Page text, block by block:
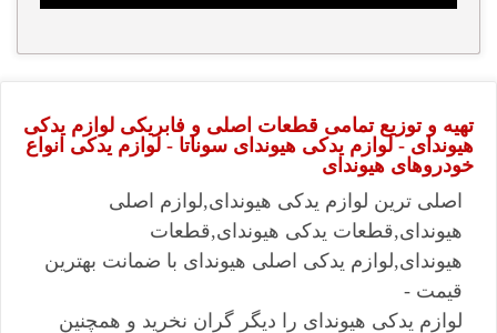
تهیه و توزیع تمامی قطعات اصلی و فابریکی لوازم یدکی
هیوندای - لوازم یدکی هیوندای سوناتا - لوازم یدکی انواع
خودروهای هیوندای
اصلی ترین لوازم یدکی هیوندای,لوازم اصلی
هیوندای,قطعات یدکی هیوندای,قطعات
هیوندای,لوازم یدکی اصلی هیوندای با ضمانت بهترین
قیمت -
لوازم یدکی هیوندای را دیگر گران نخرید و همچنین